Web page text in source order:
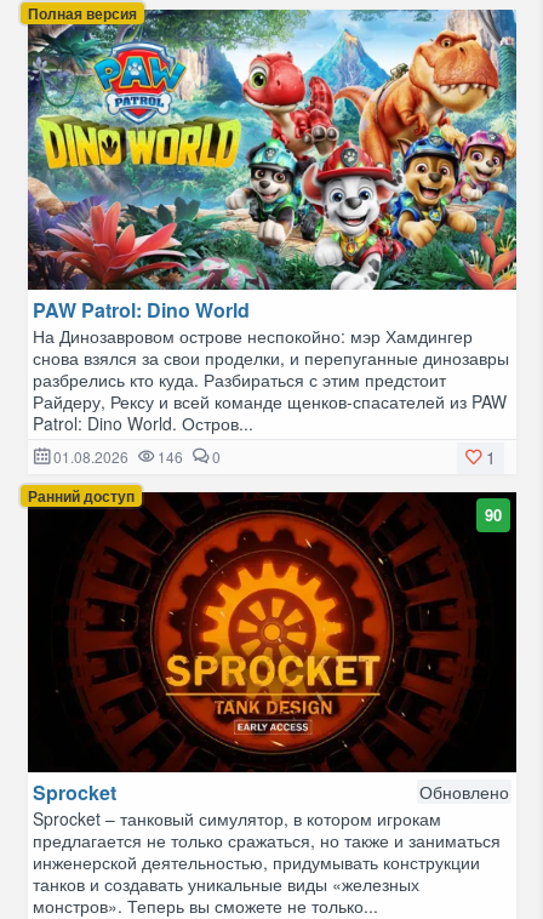
Полная версия
PAW Patrol: Dino World
На Динозавровом острове неспокойно: мэр Хамдингер
снова взялся за свои проделки, и перепуганные динозавры
разбрелись кто куда. Разбираться с этим предстоит
Райдеру, Рексу и всей команде щенков-спасателей из PAW
Patrol: Dino World. Остров...
1
01.08.2026 146 0
Ранний доступ
90
Sprocket
Обновлено
Sprocket – танковый симулятор, в котором игрокам
предлагается не только сражаться, но также и заниматься
инженерской деятельностью, придумывать конструкции
танков и создавать уникальные виды «железных
монстров». Теперь вы сможете не только...